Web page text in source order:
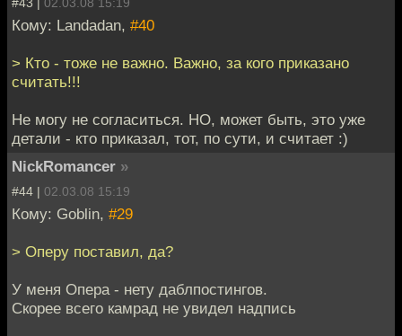
Кому: Landadan, #40
> Кто - тоже не важно. Важно, за кого приказано
считать!!!
Не могу не согласиться. НО, может быть, это уже
детали - кто приказал, тот, по сути, и считает :)
NickRomancer »
#44 | 02.03.08 15:19
Кому: Goblin, #29
> Оперу поставил, да?
У меня Опера - нету даблпостингов.
Скорее всего камрад не увидел надпись